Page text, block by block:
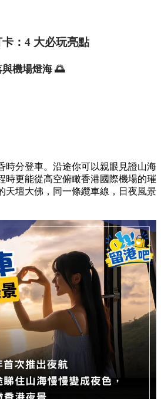
：4 大必玩亮點
機場燈海 🌅
時分登車。沿途你可以親眼見證山海
時更能從高空俯瞰香港國際機場的璀
天壇大佛，同一條纜車線，日夜風景